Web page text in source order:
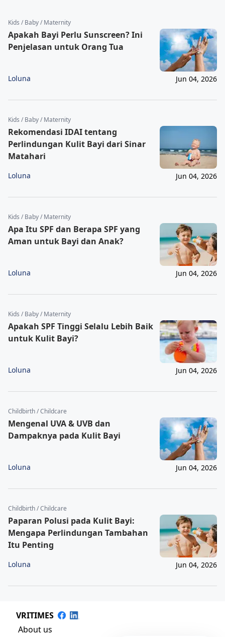
Kids / Baby / Maternity
Apakah Bayi Perlu Sunscreen? Ini
Penjelasan untuk Orang Tua
Loluna Jun 04, 2026
Kids / Baby / Maternity
Rekomendasi IDAI tentang
Perlindungan Kulit Bayi dari Sinar
Matahari
Loluna Jun 04, 2026
Kids / Baby / Maternity
Apa Itu SPF dan Berapa SPF yang
Aman untuk Bayi dan Anak?
Loluna Jun 04, 2026
Kids / Baby / Maternity
Apakah SPF Tinggi Selalu Lebih Baik
untuk Kulit Bayi?
Loluna Jun 04, 2026
Childbirth / Childcare
Mengenal UVA & UVB dan
Dampaknya pada Kulit Bayi
Loluna Jun 04, 2026
Childbirth / Childcare
Paparan Polusi pada Kulit Bayi:
Mengapa Perlindungan Tambahan
Itu Penting
Loluna Jun 04, 2026
VRITIMES
About us